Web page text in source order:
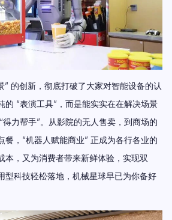
” 的创新，彻底打破了大家对智能设备的认
的 “表演工具”，而是能实实在在解决场景
力帮手”。从影院的无人售卖，到商场的
餐，“机器人赋能商业” 正成为各行各业的
本，又为消费者带来新鲜体验，实现双
型科技轻松落地，机械星球早已为你备好